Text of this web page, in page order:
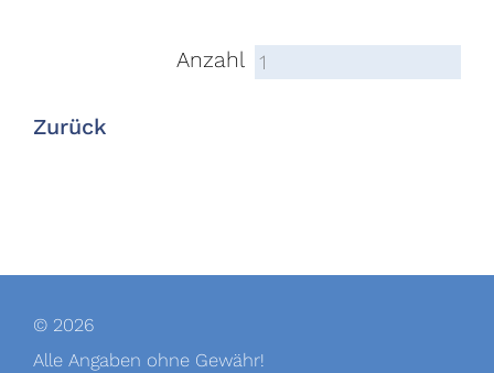
Anzahl
Zurück
© 2026
Alle Angaben ohne Gewähr!